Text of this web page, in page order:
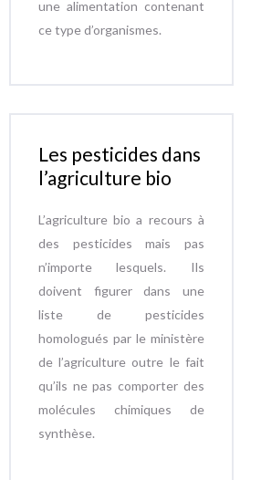
une alimentation contenant
ce type d’organismes.
Les pesticides dans
l’agriculture bio
L’agriculture bio a recours à
des pesticides mais pas
n’importe lesquels. Ils
doivent figurer dans une
liste de pesticides
homologués par le ministère
de l’agriculture outre le fait
qu’ils ne pas comporter des
molécules chimiques de
synthèse.